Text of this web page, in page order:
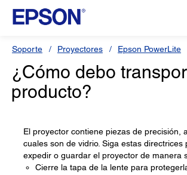
Soporte Proyectores Epson PowerLite
¿Cómo debo
producto?
El proyector contiene piezas de precisión,
cuales son de vidrio. Siga estas directrices
expedir o guardar el proyector de manera
Cierre la tapa de la lente para